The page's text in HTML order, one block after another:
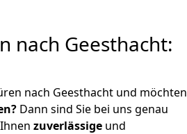
nach Geesthacht:
nach Geesthacht und möchten
Dann sind Sie bei uns genau
zuverlässige und